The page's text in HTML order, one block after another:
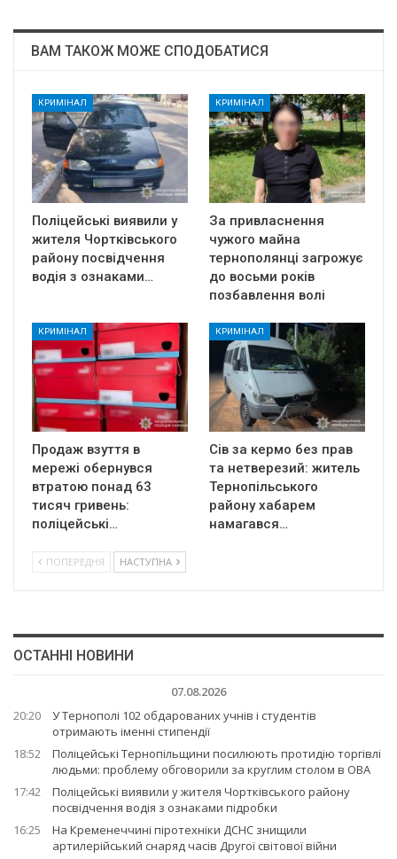
ВАМ ТАКОЖ МОЖЕ СПОДОБАТИСЯ
КРИМІНАЛ
Поліцейські виявили у
жителя Чортківського
району посвідчення
водія з ознаками…
КРИМІНАЛ
За привласнення
чужого майна
тернополянці загрожує
до восьми років
позбавлення волі
КРИМІНАЛ
Продаж взуття в
мережі обернувся
втратою понад 63
тисяч гривень:
поліцейські…
КРИМІНАЛ
Сів за кермо без прав
та нетверезий: житель
Тернопільського
району хабарем
намагався…
ПОПЕРЕДНЯ НАСТУПНА
ОСТАННІ НОВИНИ
07.08.2026
20:20
У Тернополі 102 обдарованих учнів і студентів
отримають іменні стипендії
18:52
Поліцейські Тернопільщини посилюють протидію торгівлі
людьми: проблему обговорили за круглим столом в ОВА
17:42
Поліцейські виявили у жителя Чортківського району
посвідчення водія з ознаками підробки
16:25
На Кременеччині піротехніки ДСНС знищили
артилерійський снаряд часів Другої світової війни